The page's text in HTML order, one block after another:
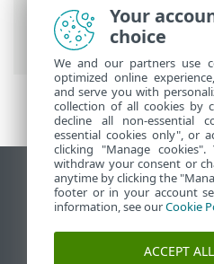
從 ESET PROTECT
ESET PROTECT
檢視桌面網站
End of Life
ESET 知識庫
Your
choice
We and our partners use
optimized online
and serve you with
collection of all cookies by
decline all non-essential
essential cookies only", or
clicking "Manage
withdraw your consent or
anytime by clicking the
footer or in your account
information, see ourCookie
ACCEPT